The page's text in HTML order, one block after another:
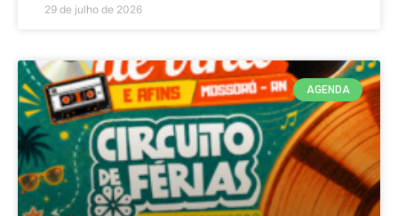
29 de julho de 2026
AGENDA